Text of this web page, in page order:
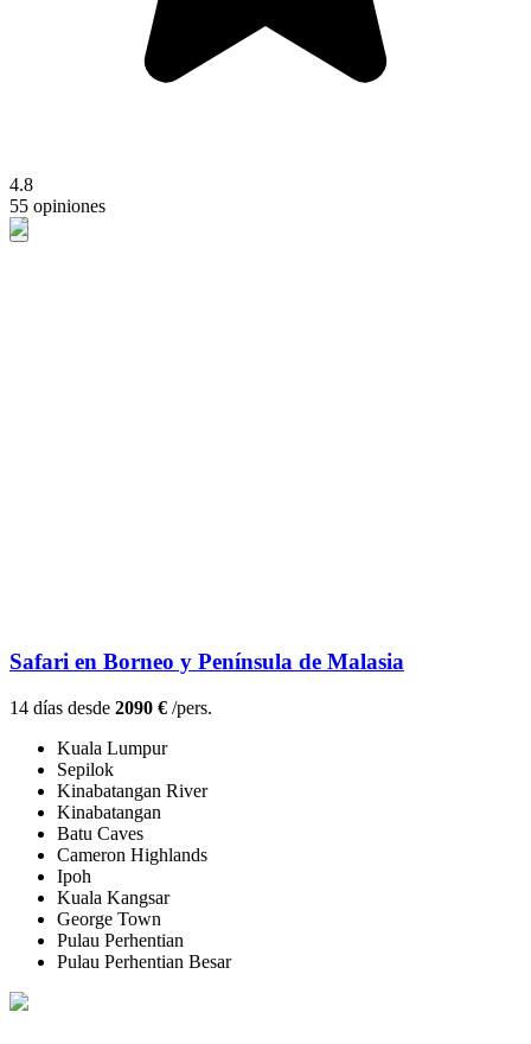
4.8
55 opiniones
Safari en Borneo y Península de Malasia
14 días desde 2090 € /pers.
Kuala Lumpur
Sepilok
Kinabatangan River
Kinabatangan
Batu Caves
Cameron Highlands
Ipoh
Kuala Kangsar
George Town
Pulau Perhentian
Pulau Perhentian Besar